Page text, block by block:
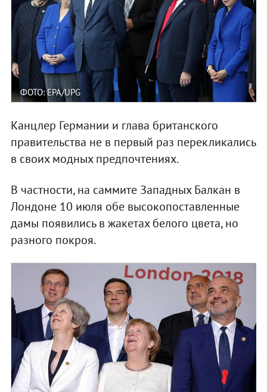
ФОТО: EPA/UPG
Канцлер Германии и глава британского
правительства не в первый раз перекликались
в своих модных предпочтениях.
В частности, на саммите Западных Балкан в
Лондоне 10 июля обе высокопоставленные
дамы появились в жакетах белого цвета, но
разного покроя.